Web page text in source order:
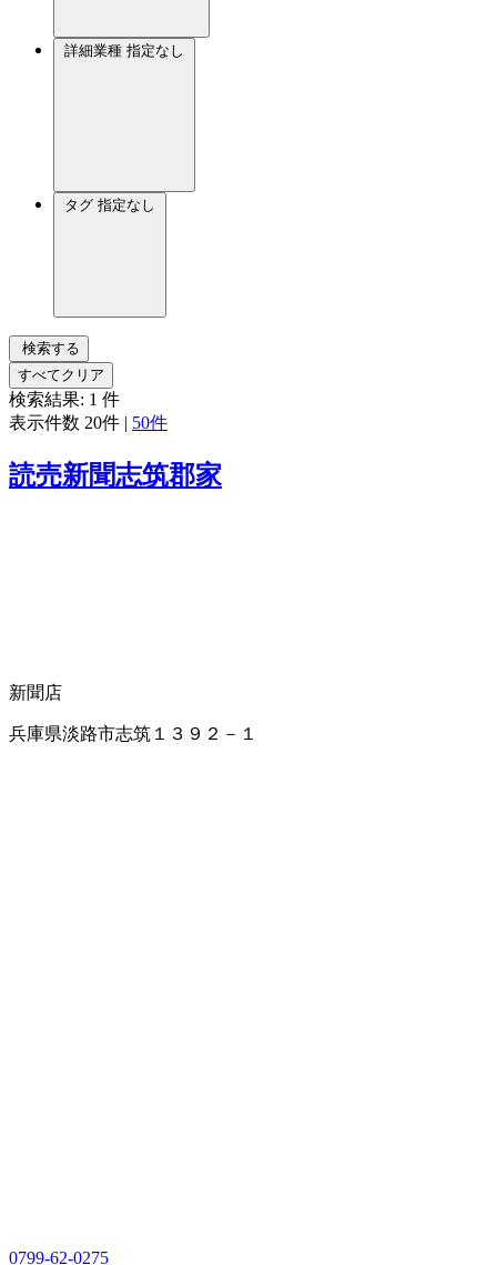
詳細業種 指定なし
タグ 指定なし
検索する
すべてクリア
検索結果: 1 件
表示件数 20件 | 50件
読売新聞志筑郡家
新聞店
兵庫県淡路市志筑１３９２－１
0799-62-0275